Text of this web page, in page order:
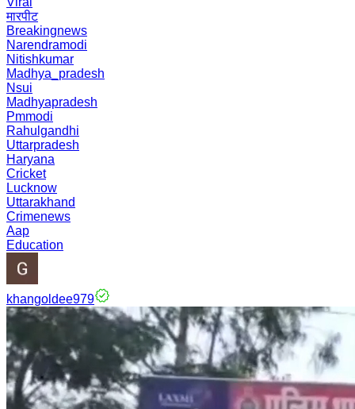
मारपीट
Breakingnews
Narendramodi
Nitishkumar
Madhya_pradesh
Nsui
Madhyapradesh
Pmmodi
Rahulgandhi
Uttarpradesh
Haryana
Cricket
Lucknow
Uttarakhand
Crimenews
Aap
Education
khangoldee979